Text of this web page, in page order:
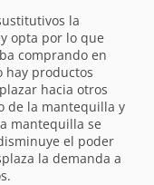
la
opta por lo que
comprando en
hay productos
hacia otros
de la mantequilla y
mantequilla se
el poder
la demanda a